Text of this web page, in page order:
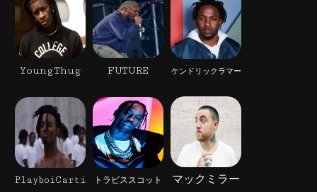
YoungThug FUTURE ケンドリックラマー
PlayboiCarti トラビススコット マックミラー